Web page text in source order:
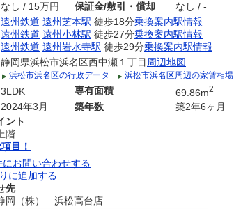
なし / 15万円 保証金/敷引・償却 なし / -
遠州鉄道 遠州芝本駅 徒歩18分乗換案内駅情報
遠州鉄道 遠州小林駅 徒歩27分乗換案内駅情報
遠州鉄道 遠州岩水寺駅 徒歩29分乗換案内駅情報
静岡県浜松市浜名区西中瀬１丁目 周辺地図
浜松市浜名区の行政データ 浜松市浜名区周辺の家賃相場
3LDK 専有面積 69.86m2
2024年3月 築年数
築2年6ヶ月
ント
階
目！
にお問い合わせする
に追加する
先
岡（株） 浜松高台店